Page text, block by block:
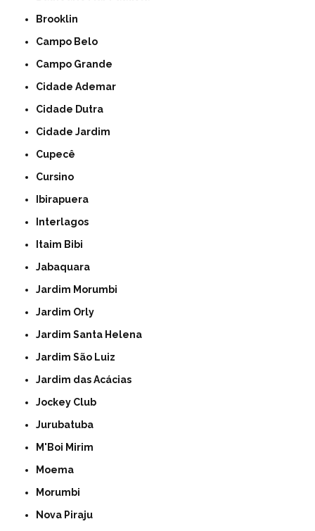
Brooklin
Campo Belo
Campo Grande
Cidade Ademar
Cidade Dutra
Cidade Jardim
Cupecê
Cursino
Ibirapuera
Interlagos
Itaim Bibi
Jabaquara
Jardim Morumbi
Jardim Orly
Jardim Santa Helena
Jardim São Luiz
Jardim das Acácias
Jockey Club
Jurubatuba
M'Boi Mirim
Moema
Morumbi
Nova Piraju